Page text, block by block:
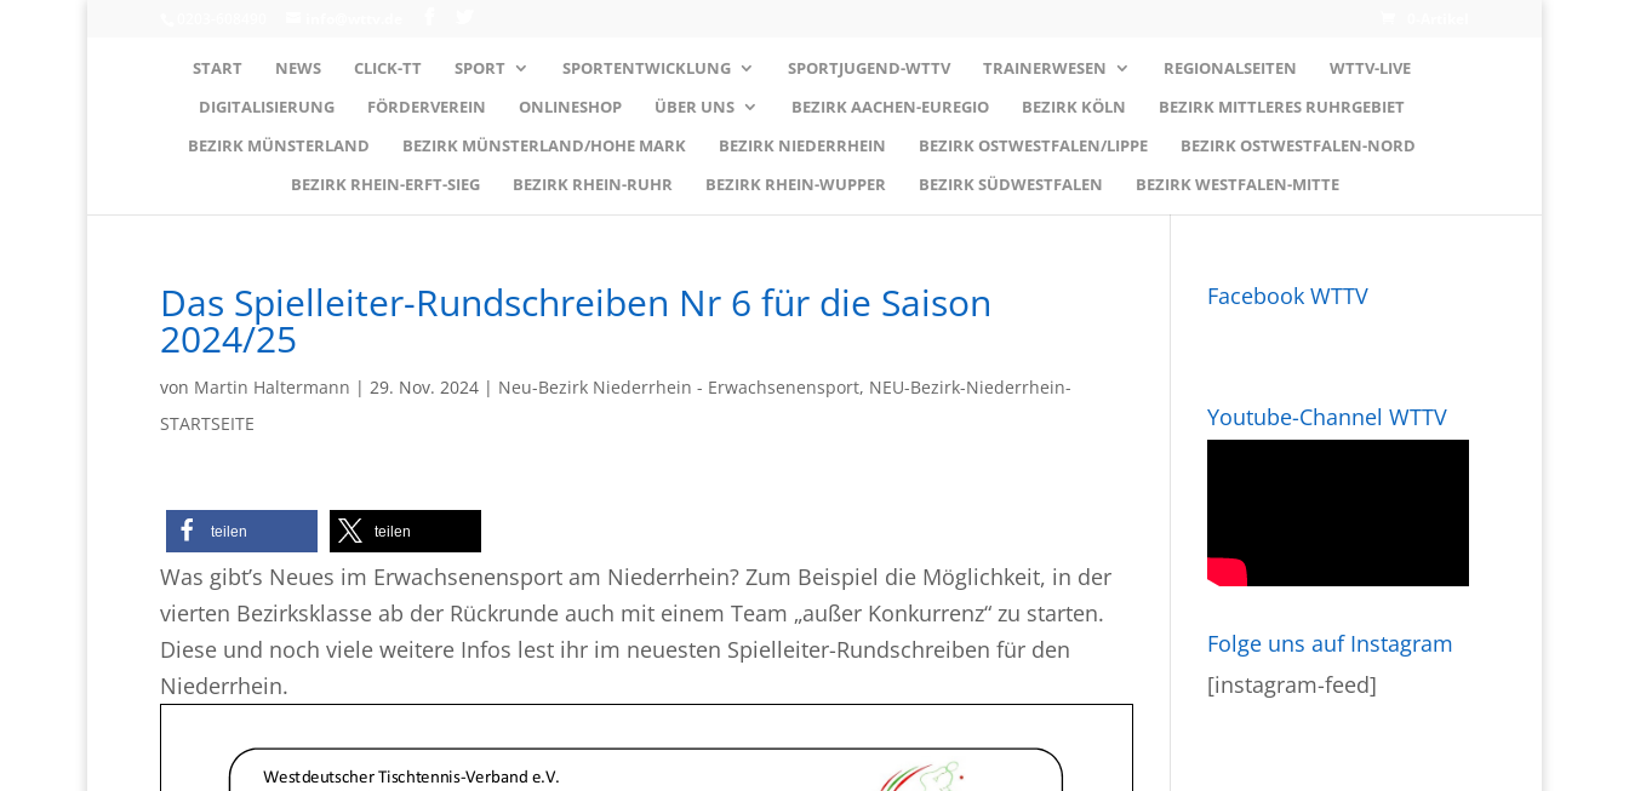
START NEWS CLICK-TT SPORT SPORTENTWICKLUNG SPORTJUGEND-WTTV TRAINERWESEN REGIONALSEITEN
WTTV-LIVE
DIGITALISIERUNG
FÖRDERVEREIN ONLINESHOP ÜBER UNS BEZIRK AACHEN-EUREGIO BEZIRK KÖLN
BEZIRK MITTLERES RUHRGEBIET
BEZIRK MÜNSTERLAND
BEZIRK MÜNSTERLAND/HOHE MARK BEZIRK NIEDERRHEIN BEZIRK OSTWESTFALEN/LIPPE
BEZIRK OSTWESTFALEN-NORD
BEZIRK RHEIN-ERFT-SIEG
BEZIRK RHEIN-RUHR BEZIRK RHEIN-WUPPER BEZIRK SÜDWESTFALEN BEZIRK WESTFALEN-MITTE
Das Spielleiter-Rundschreiben Nr 6 für die Saison
2024/25
von Martin Haltermann | 29. Nov. 2024 | Neu-Bezirk Niederrhein - Erwachsenensport, NEU-Bezirk-Niederrhein-
STARTSEITE
teilen teilen
Was gibt’s Neues im Erwachsenensport am Niederrhein? Zum Beispiel die Möglichkeit, in der
vierten Bezirksklasse ab der Rückrunde auch mit einem Team „außer Konkurrenz“ zu starten.
Diese und noch viele weitere Infos lest ihr im neuesten Spielleiter-Rundschreiben für den
Niederrhein.
Facebook WTTV
Youtube-Channel WTTV
Folge uns auf Instagram
[instagram-feed]